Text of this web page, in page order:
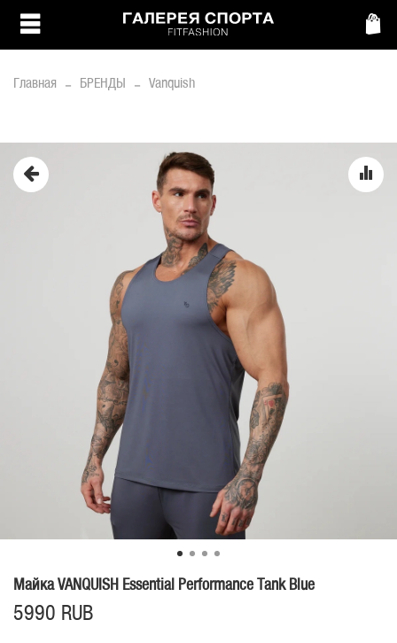
Главная БРЕНДЫ Vanquish
Майка VANQUISH Essential Performance Tank Blue
5990 RUB